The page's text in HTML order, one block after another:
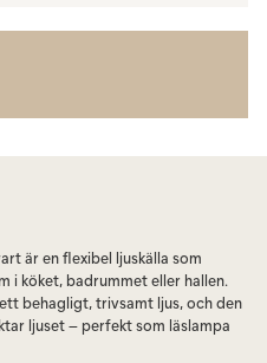
är en flexibel ljuskälla som
i köket, badrummet eller hallen.
behagligt, trivsamt ljus, och den
ljuset – perfekt som läslampa